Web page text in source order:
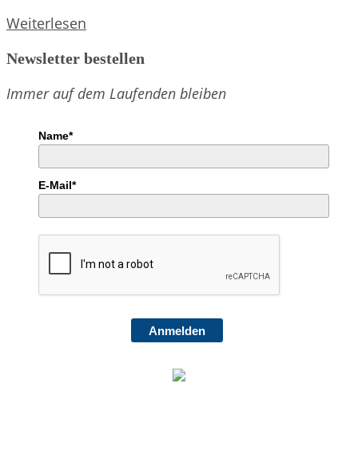
Weiterlesen
heiße
Newsletter bestellen
Immer auf dem Laufenden bleiben
Name*
E-Mail*
Anmelden